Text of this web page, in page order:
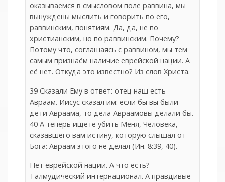
оказываемся в смысловом поле раввина, мы
вынуждены мыслить и говорить по его,
раввинским, понятиям. Да, да, не по
христианским, но по раввинским. Почему?
Потому что, соглашаясь с раввином, мы тем
самым признаём наличие еврейской нации. А
её нет. Откуда это известно? Из слов Христа.
39 Сказали Ему в ответ: отец наш есть
Авраам. Иисус сказал им: если бы вы были
дети Авраама, то дела Авраамовы делали бы.
40 А теперь ищете убить Меня, Человека,
сказавшего вам истину, которую слышал от
Бога: Авраам этого не делал (Ин. 8:39, 40).
Нет еврейской нации. А что есть?
Талмудический интернационал. А правдивые